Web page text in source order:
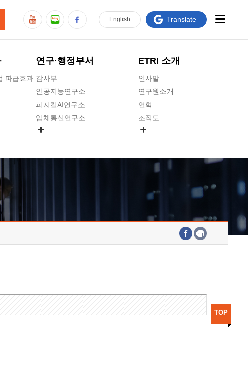
파급효과
연구·행정부서
감사부
인공지능연구소
피지컬AI연구소
입체통신연구소
호남권연구본부
기획본부
ETRI 소개
인사말
연구원소개
연혁
조직도
연구원 고객헌장
주요업무연락처
English Translate
TOP